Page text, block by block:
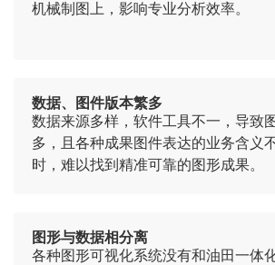
机械制图上，影响专业分析效率。
数据、图件版本繁多
数据来源多样，软件工具不一，导致
多，且各种成果图件表达的业务含义
时，难以找到精准可靠的图形成果。
图形与数据相分离
各种图形可视化系统没有和油田一体